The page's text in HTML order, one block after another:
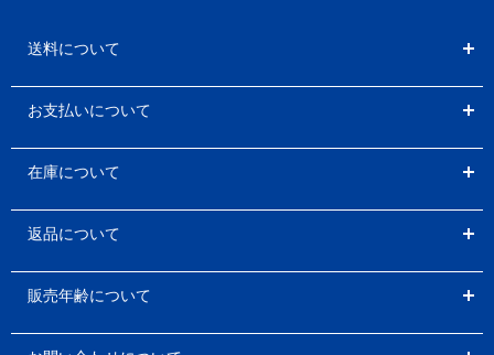
送料について
お支払いについて
在庫について
返品について
販売年齢について